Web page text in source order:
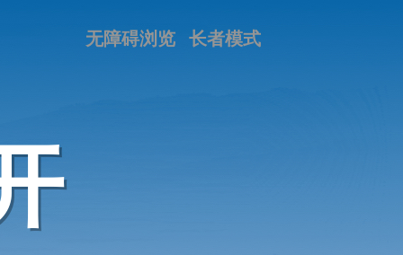
长者模式
无障碍浏览